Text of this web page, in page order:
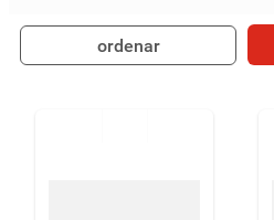
ordenar
iogurte